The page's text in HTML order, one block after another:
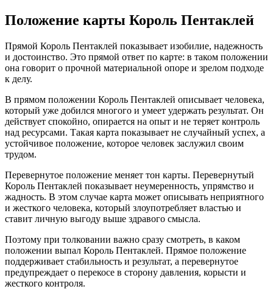
Положение карты Король Пентаклей
Прямой Король Пентаклей показывает изобилие, надежность
и достоинство. Это прямой ответ по карте: в таком положении
она говорит о прочной материальной опоре и зрелом подходе
к делу.
В прямом положении Король Пентаклей описывает человека,
который уже добился многого и умеет удержать результат. Он
действует спокойно, опирается на опыт и не теряет контроль
над ресурсами. Такая карта показывает не случайный успех, а
устойчивое положение, которое человек заслужил своим
трудом.
Перевернутое положение меняет тон карты. Перевернутый
Король Пентаклей показывает неумеренность, упрямство и
жадность. В этом случае карта может описывать неприятного
и жесткого человека, который злоупотребляет властью и
ставит личную выгоду выше здравого смысла.
Поэтому при толковании важно сразу смотреть, в каком
положении выпал Король Пентаклей. Прямое положение
поддерживает стабильность и результат, а перевернутое
предупреждает о перекосе в сторону давления, корысти и
жесткого контроля.